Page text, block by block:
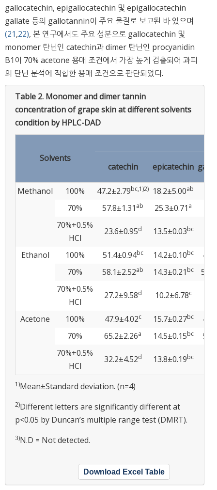
gallocatechin, epigallocatechin 및 epigallocatechin
gallate 등의 gallotannin이 주요 물질로 보고된 바 있으며
(21,22), 본 연구에서도 주요 성분으로 gallocatechin 및
monomer 탄닌인 catechin과 dimer 탄닌인 procyanidin
B1이 70% acetone 용매 조건에서 가장 높게 검출되어 과피
의 탄닌 분석에 적합한 용매 조건으로 판단되었다.
Table 2. Monomer and dimer tannin
concentration of grape skin at different solvents
condition by HPLC-DAD
Solvents
catechin
epicatechin
Methanol 100% 47.2±2.79bc,1)2) 18.2±5.00ab
70%
57.8±1.31 ab 25.3±0.71 a
70%+0.5%
HCl
23.6±0.95d 13.5±0.03bc
Ethanol 100% 51.4±0.94bc 14.2±0.10bc
70%
58.1±2.52ab 14.3±0.21 bc
70%+0.5%
HCl
27.2±9.58d 10.2±6.78c
Acetone 100% 47.9±4.02c 15.7±0.27bc
70%
65.2±2.26a 14.5±0.15bc
70%+0.5%
HCl
32.2±4.52d 13.8±0.19bc
1)Mean±Standard deviation. (n=4)
2)Different letters are significantly different at
p<0.05 by Duncan’s multiple range test (DMRT).
3)N.D = Not detected.
Download Excel Table